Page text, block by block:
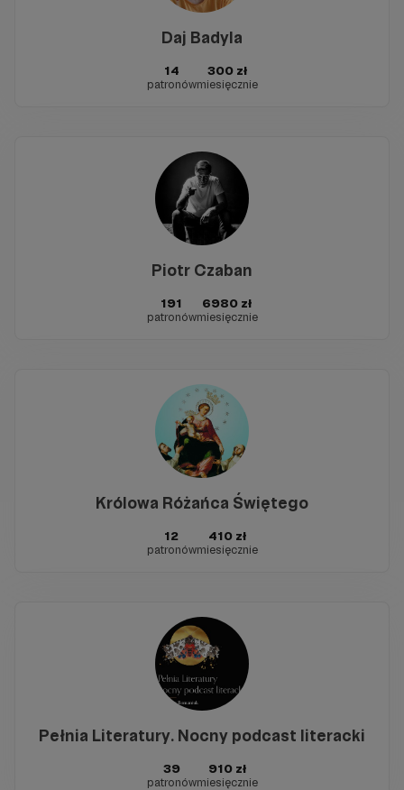
Daj Badyla
14
patronów
300 zł
miesięcznie
Piotr Czaban
191
patronów
6980 zł
miesięcznie
Królowa Różańca Świętego
12
patronów
410 zł
miesięcznie
Pełnia Literatury. Nocny podcast literacki
39
patronów
910 zł
miesięcznie